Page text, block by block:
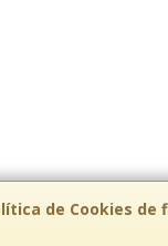
de Cookies de